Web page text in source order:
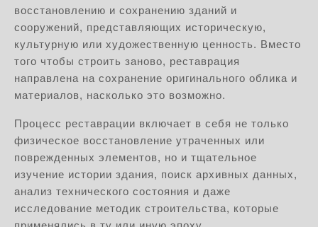
восстановлению и сохранению зданий и
сооружений, представляющих историческую,
культурную или художественную ценность. Вместо
того чтобы строить заново, реставрация
направлена на сохранение оригинального облика и
материалов, насколько это возможно.
Процесс реставрации включает в себя не только
физическое восстановление утраченных или
поврежденных элементов, но и тщательное
изучение истории здания, поиск архивных данных,
анализ технического состояния и даже
исследование методик строительства, которые